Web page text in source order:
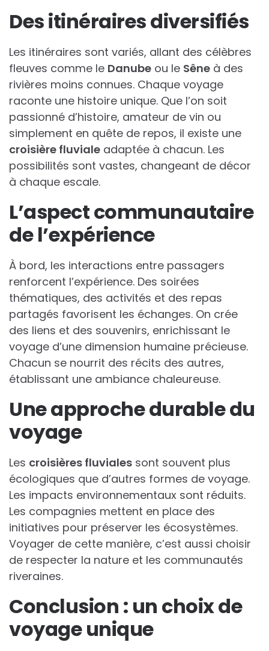
Des itinéraires diversifiés
Les itinéraires sont variés, allant des célèbres
fleuves comme le Danube ou le Sêne à des
rivières moins connues. Chaque voyage
raconte une histoire unique. Que l’on soit
passionné d’histoire, amateur de vin ou
simplement en quête de repos, il existe une
croisière fluviale adaptée à chacun. Les
possibilités sont vastes, changeant de décor
à chaque escale.
L’aspect communautaire
de l’expérience
À bord, les interactions entre passagers
renforcent l’expérience. Des soirées
thématiques, des activités et des repas
partagés favorisent les échanges. On crée
des liens et des souvenirs, enrichissant le
voyage d’une dimension humaine précieuse.
Chacun se nourrit des récits des autres,
établissant une ambiance chaleureuse.
Une approche durable du
voyage
Les croisières fluviales sont souvent plus
écologiques que d’autres formes de voyage.
Les impacts environnementaux sont réduits.
Les compagnies mettent en place des
initiatives pour préserver les écosystèmes.
Voyager de cette manière, c’est aussi choisir
de respecter la nature et les communautés
riveraines.
Conclusion : un choix de
voyage unique